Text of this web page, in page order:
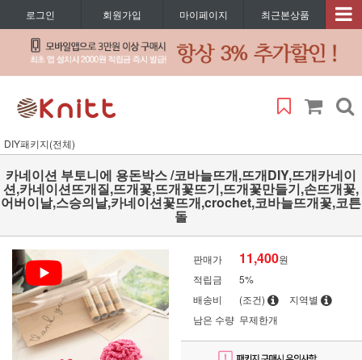
로그인 회원가입 마이페이지 최근본상품
DIY패키지(전체)
카네이션 부토니에 용돈박스 /코바늘뜨개,뜨개DIY,뜨개카네이
션,카네이션뜨개질,뜨개꽃,뜨개꽃뜨기,뜨개꽃만들기,손뜨개꽃,
어버이날,스승의날,카네이션꽃뜨개,crochet,코바늘뜨개꽃,코튼
돌
판매가 11,400원
적립금
5%
배송비
(조건)
지역별
남은 수량 무제한개